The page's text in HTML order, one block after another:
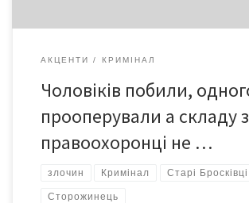
АКЦЕНТИ КРИМІНАЛ
Чоловіків побили,
прооперували а складу
правоохоронці не …
злочин Кримінал Старі Бросківці
Сторожинець